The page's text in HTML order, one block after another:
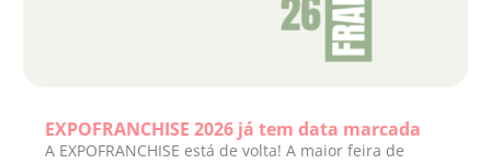
EXPOFRANCHISE 2026 já tem data marcada
A EXPOFRANCHISE está de volta! A maior feira de